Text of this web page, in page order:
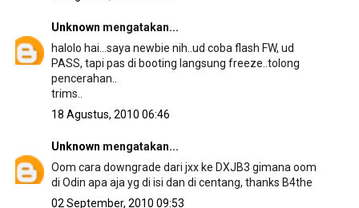
Unknown mengatakan...
halolo hai...saya newbie nih..ud coba flash FW, ud
PASS, tapi pas di booting langsung freeze..tolong
pencerahan..
trims..
18 Agustus, 2010 06:46
Unknown mengatakan...
Oom cara downgrade dari jxx ke DXJB3 gimana oom
di Odin apa aja yg di isi dan di centang, thanks B4the
02 September, 2010 09:53